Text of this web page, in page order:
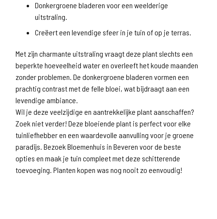
Donkergroene bladeren voor een weelderige
uitstraling.
Creëert een levendige sfeer in je tuin of op je terras.
Met zijn charmante uitstraling vraagt deze plant slechts een
beperkte hoeveelheid water en overleeft het koude maanden
zonder problemen. De donkergroene bladeren vormen een
prachtig contrast met de felle bloei, wat bijdraagt aan een
levendige ambiance.
Wil je deze veelzijdige en aantrekkelijke plant aanschaffen?
Zoek niet verder! Deze bloeiende plant is perfect voor elke
tuinliefhebber en een waardevolle aanvulling voor je groene
paradijs. Bezoek Bloemenhuis in Beveren voor de beste
opties en maak je tuin compleet met deze schitterende
toevoeging. Planten kopen was nog nooit zo eenvoudig!